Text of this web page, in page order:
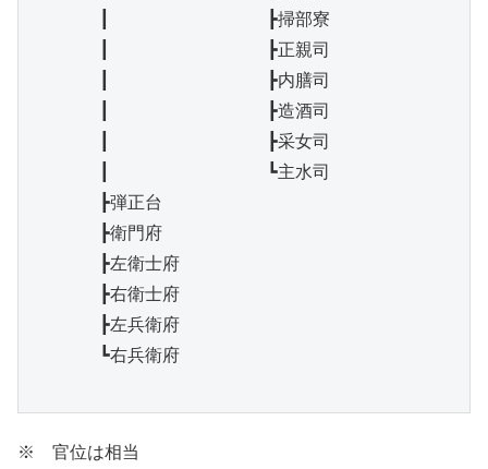
┃　　　　　　　　　┣掃部寮
┃　　　　　　　　　┣正親司
┃　　　　　　　　　┣内膳司
┃　　　　　　　　　┣造酒司
┃　　　　　　　　　┣采女司
┃　　　　　　　　　┗主水司
┣弾正台
┣衛門府
┣左衛士府
┣右衛士府
┣左兵衛府
┗右兵衛府
※ 官位は相当